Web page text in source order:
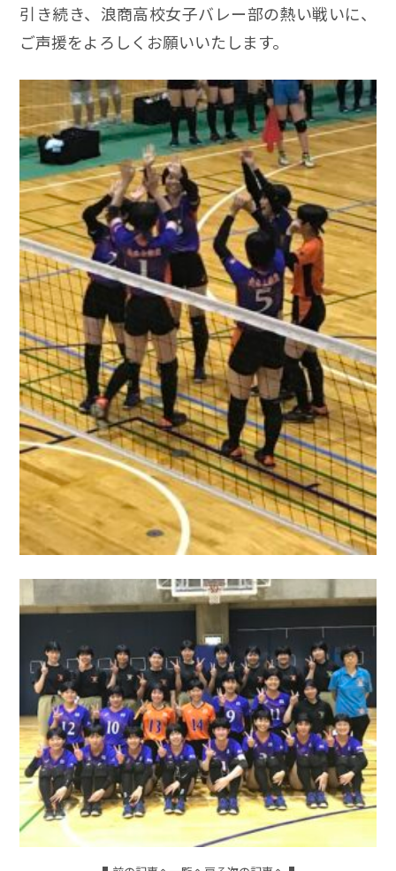
引き続き、浪商高校女子バレー部の熱い戦いに、
ご声援をよろしくお願いいたします。